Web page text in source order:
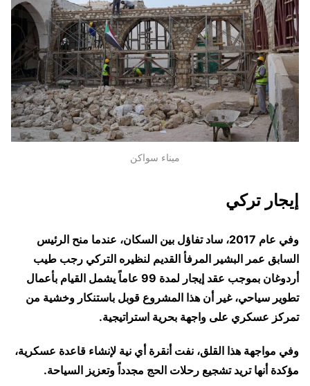
ميناء سواكن
إيجار تركي
وفي عام 2017، ساد تفاؤل بين السكان، عندما منح الرئيس
السابق عمر البشير المرفأ القديم لنظيره التركي رجب طيب
أردوغان بموجب عقد إيجار لمدة 99 عاماً يشمل القيام بأعمال
تطوير سياحي، غير أن هذا المشروع قوبل باستنكار وخشية من
تمركز عسكري على واجهة بحرية استراتيجية.
وفي مواجهة هذا القلق، نفت أنقرة أي نية لإنشاء قاعدة عسكرية،
مؤكدة أنها تريد تشجيع رحلات الحج مجدداً وتعزيز السياحة.